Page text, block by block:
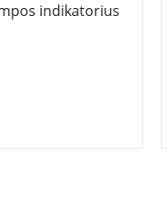
indikatorius